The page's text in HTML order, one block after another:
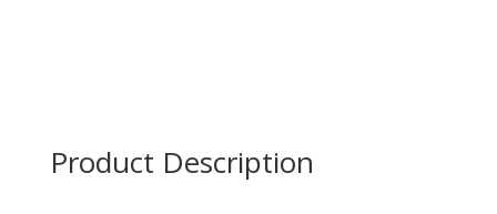
Product Description